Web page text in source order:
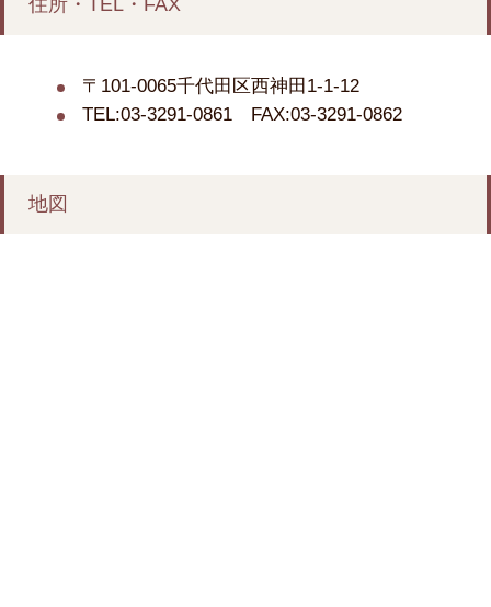
住所・TEL・FAX
〒101-0065千代田区西神田1-1-12
TEL:03-3291-0861 FAX:03-3291-0862
地図